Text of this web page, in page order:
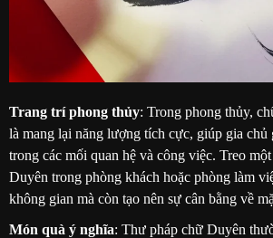
Trang trí phong thủy: Trong phong thủy,
là mang lại năng lượng tích cực, giúp gia chủ
trong các mối quan hệ và công việc. Treo
Duyên trong phòng khách hoặc phòng làm
không gian mà còn tạo nên sự cân bằng về
Món quà ý nghĩa: Thư pháp chữ Duyên